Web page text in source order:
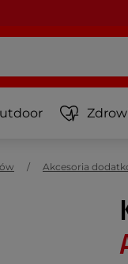
Akcesoria